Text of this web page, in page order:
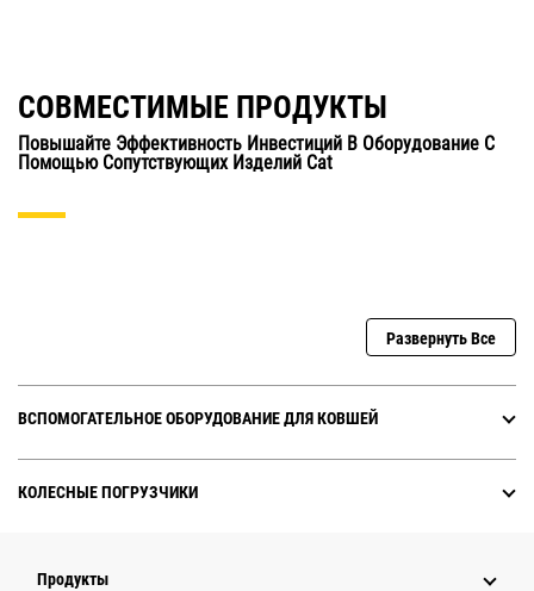
СОВМЕСТИМЫЕ ПРОДУКТЫ
Повышайте Эффективность Инвестиций В Оборудование С
Помощью Сопутствующих Изделий Cat
Развернуть Все
ВСПОМОГАТЕЛЬНОЕ ОБОРУДОВАНИЕ ДЛЯ КОВШЕЙ
КОЛЕСНЫЕ ПОГРУЗЧИКИ
Продукты